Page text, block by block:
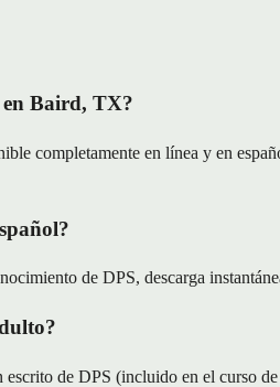
en Baird, TX?
completamente en línea y en
de DPS, descarga
de DPS (incluido en el curso